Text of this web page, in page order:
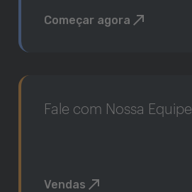
Começar agora
Fale com Nossa Equipe
Vendas